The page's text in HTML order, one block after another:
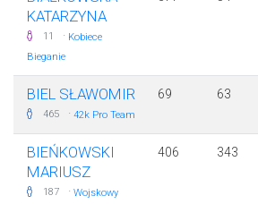
KATARZYNA
11 · Kobiece
Bieganie
BIEL SŁAWOMIR
465 · 42k Pro Team
69 63
BIEŃKOWSKI
MARIUSZ
187 · Wojskowy
406 343